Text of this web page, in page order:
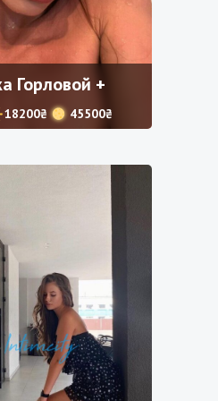
Горловой +
18200₴ 45500₴